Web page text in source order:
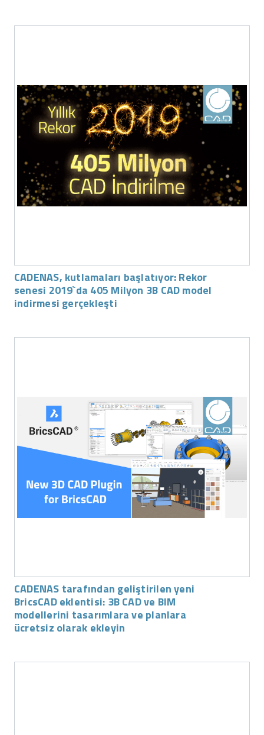
CADENAS, kutlamaları başlatıyor: Rekor
senesi 2019`da 405 Milyon 3B CAD model
indirmesi gerçekleşti
CADENAS tarafından geliştirilen yeni
BricsCAD eklentisi: 3B CAD ve BIM
modellerini tasarımlara ve planlara
ücretsiz olarak ekleyin